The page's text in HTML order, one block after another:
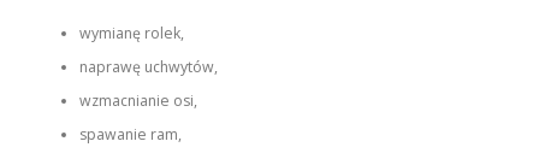
wymianę rolek,
naprawę uchwytów,
wzmacnianie osi,
spawanie ram,